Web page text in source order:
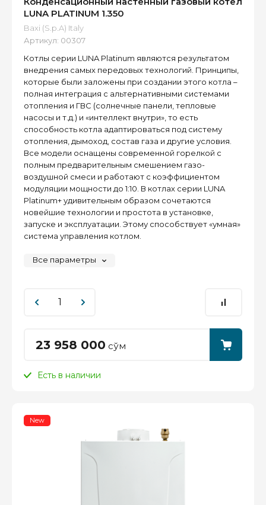
LUNA PLATINUM 1.350
Baxi (S.p.A) Italy
Артикул: 00307
Котлы серии LUNA Platinum являются результатом
внедрения самых передовых технологий. Принципы,
которые были заложены при создании этого котла –
полная интеграция с альтернативными системами
отопления и ГВС (солнечные панели, тепловые
насосы и т.д.) и «интеллект внутри», то есть
способность котла адаптироваться под систему
отопления, дымоход, состав газа и другие условия.
Все модели оснащены современной горелкой с
полным предварительным смешением газо-
воздушной смеси и работают с коэффициентом
модуляции мощности до 1:10. В котлах серии LUNA
Platinum+ удивительным образом сочетаются
новейшие технологии и простота в установке,
запуске и эксплуатации. Этому способствует «умная»
система управления котлом.
Все параметры
23 958 000 сўм
Есть в наличии
New